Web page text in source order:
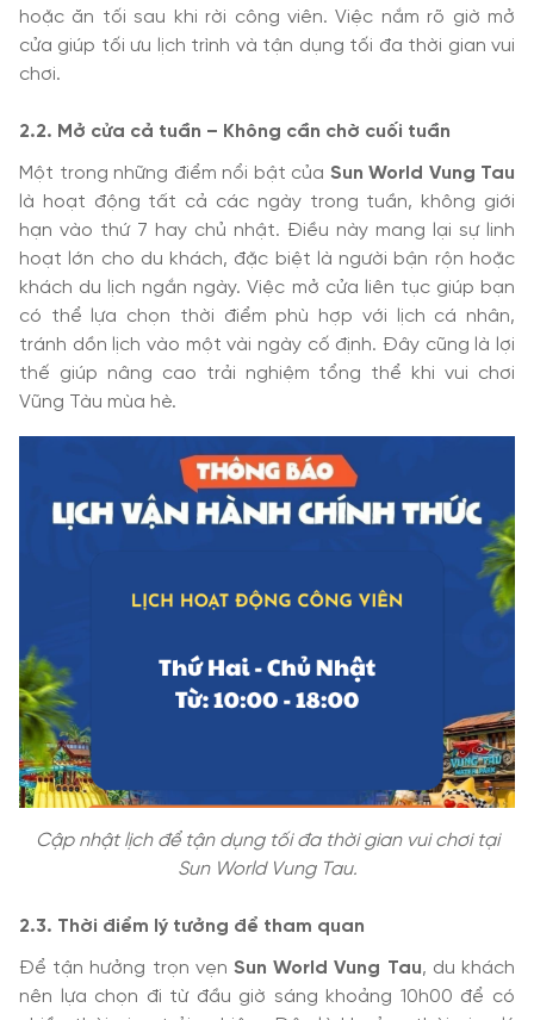
hoặc ăn tối sau khi rời công viên. Việc nắm rõ giờ mở
cửa giúp tối ưu lịch trình và tận dụng tối đa thời gian vui
chơi.
2.2. Mở cửa cả tuần – Không cần chờ cuối tuần
Một trong những điểm nổi bật của Sun World Vung Tau
là hoạt động tất cả các ngày trong tuần, không giới
hạn vào thứ 7 hay chủ nhật. Điều này mang lại sự linh
hoạt lớn cho du khách, đặc biệt là người bận rộn hoặc
khách du lịch ngắn ngày. Việc mở cửa liên tục giúp bạn
có thể lựa chọn thời điểm phù hợp với lịch cá nhân,
tránh dồn lịch vào một vài ngày cố định. Đây cũng là lợi
thế giúp nâng cao trải nghiệm tổng thể khi vui chơi
Vũng Tàu mùa hè.
Cập nhật lịch để tận dụng tối đa thời gian vui chơi tại
Sun World Vung Tau.
2.3. Thời điểm lý tưởng để tham quan
Để tận hưởng trọn vẹn Sun World Vung Tau, du khách
nên lựa chọn đi từ đầu giờ sáng khoảng 10h00 để có